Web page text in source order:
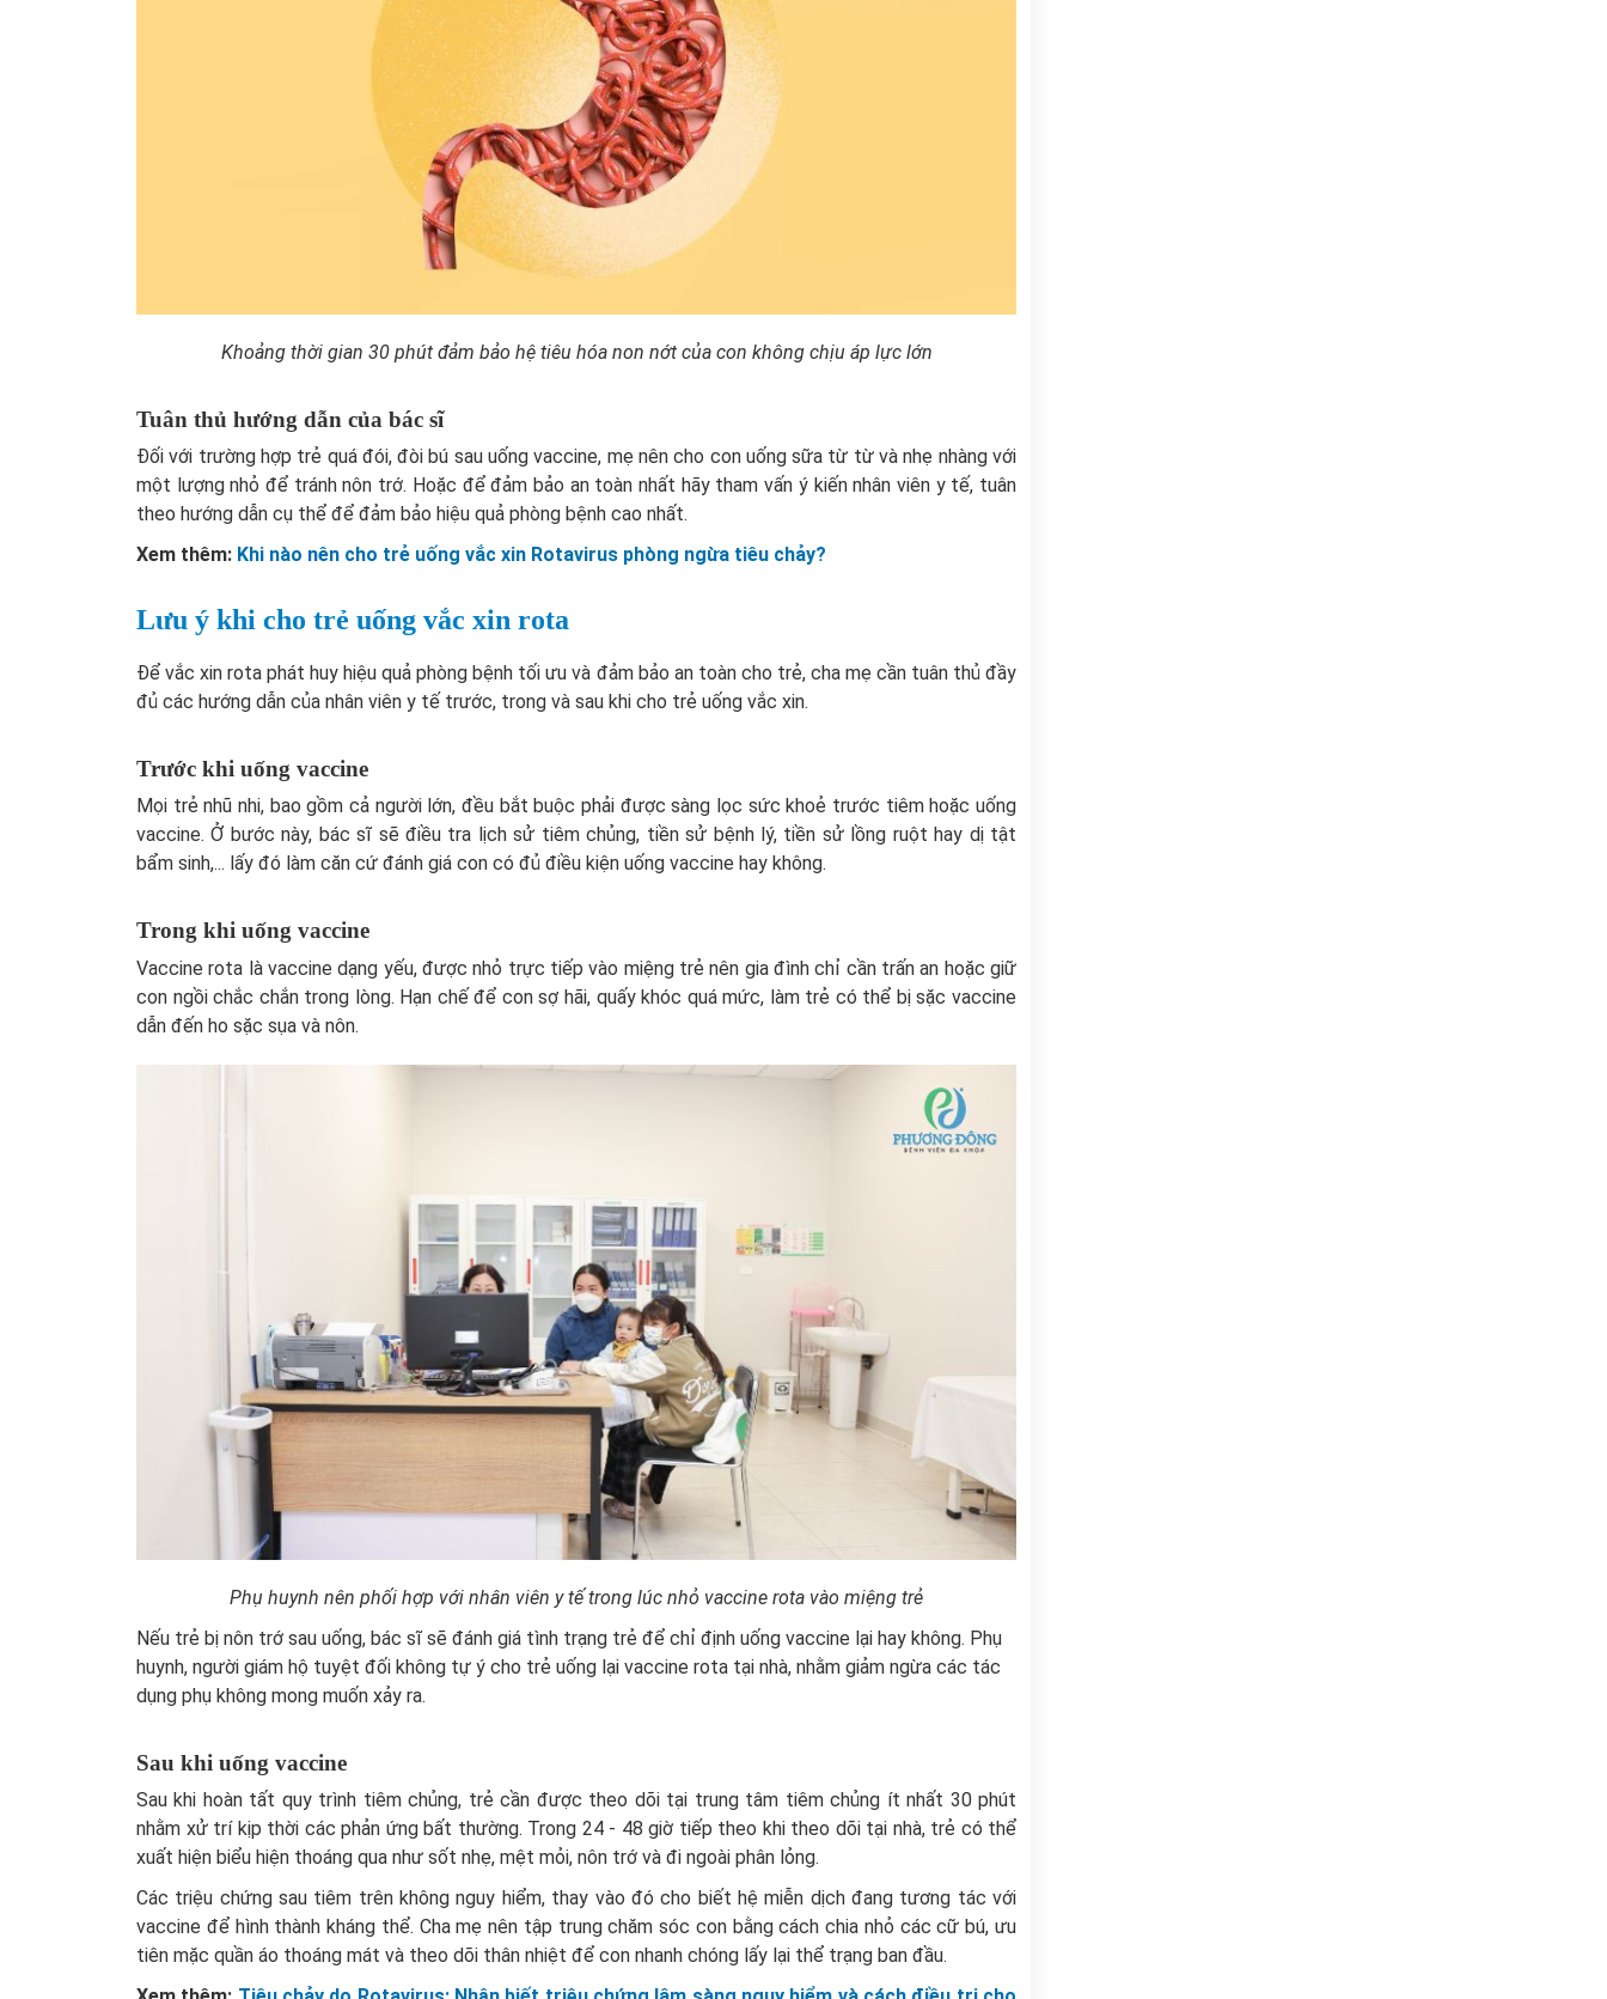
Khoảng thời gian 30 phút đảm bảo hệ tiêu hóa non nớt của con không chịu áp lực lớn
Tuân thủ hướng dẫn của bác sĩ
Đối với trường hợp trẻ quá đói, đòi bú sau uống vaccine, mẹ nên cho con uống sữa từ từ và nhẹ nhàng với
một lượng nhỏ để tránh nôn trớ. Hoặc để đảm bảo an toàn nhất hãy tham vấn ý kiến nhân viên y tế, tuân
theo hướng dẫn cụ thể để đảm bảo hiệu quả phòng bệnh cao nhất.
Xem thêm: Khi nào nên cho trẻ uống vắc xin Rotavirus phòng ngừa tiêu chảy?
Lưu ý khi cho trẻ uống vắc xin rota
Để vắc xin rota phát huy hiệu quả phòng bệnh tối ưu và đảm bảo an toàn cho trẻ, cha mẹ cần tuân thủ đầy
đủ các hướng dẫn của nhân viên y tế trước, trong và sau khi cho trẻ uống vắc xin.
Trước khi uống vaccine
Mọi trẻ nhũ nhi, bao gồm cả người lớn, đều bắt buộc phải được sàng lọc sức khoẻ trước tiêm hoặc uống
vaccine. Ở bước này, bác sĩ sẽ điều tra lịch sử tiêm chủng, tiền sử bệnh lý, tiền sử lồng ruột hay dị tật
bẩm sinh,... lấy đó làm căn cứ đánh giá con có đủ điều kiện uống vaccine hay không.
Trong khi uống vaccine
Vaccine rota là vaccine dạng yếu, được nhỏ trực tiếp vào miệng trẻ nên gia đình chỉ cần trấn an hoặc giữ
con ngồi chắc chắn trong lòng. Hạn chế để con sợ hãi, quấy khóc quá mức, làm trẻ có thể bị sặc vaccine
dẫn đến ho sặc sụa và nôn.
Phụ huynh nên phối hợp với nhân viên y tế trong lúc nhỏ vaccine rota vào miệng trẻ
Nếu trẻ bị nôn trớ sau uống, bác sĩ sẽ đánh giá tình trạng trẻ để chỉ định uống vaccine lại hay không. Phụ
huynh, người giám hộ tuyệt đối không tự ý cho trẻ uống lại vaccine rota tại nhà, nhằm giảm ngừa các tác
dụng phụ không mong muốn xảy ra.
Sau khi uống vaccine
Sau khi hoàn tất quy trình tiêm chủng, trẻ cần được theo dõi tại trung tâm tiêm chủng ít nhất 30 phút
nhằm xử trí kịp thời các phản ứng bất thường. Trong 24 - 48 giờ tiếp theo khi theo dõi tại nhà, trẻ có thể
xuất hiện biểu hiện thoáng qua như sốt nhẹ, mệt mỏi, nôn trớ và đi ngoài phân lỏng.
Các triệu chứng sau tiêm trên không nguy hiểm, thay vào đó cho biết hệ miễn dịch đang tương tác với
vaccine để hình thành kháng thể. Cha mẹ nên tập trung chăm sóc con bằng cách chia nhỏ các cữ bú, ưu
tiên mặc quần áo thoáng mát và theo dõi thân nhiệt để con nhanh chóng lấy lại thể trạng ban đầu.